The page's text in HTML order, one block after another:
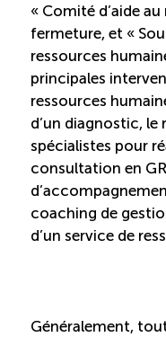
Métiers et
Norme entretien
Boomerang
Saisonnalité
Chantier sur la
Devenir
« Comité d’aide
fermeture, et «
ressources
principales
ressources
d’un diagnostic, le
spécialistes pour
consultation en
coaching de
d’un service de
Généralement,